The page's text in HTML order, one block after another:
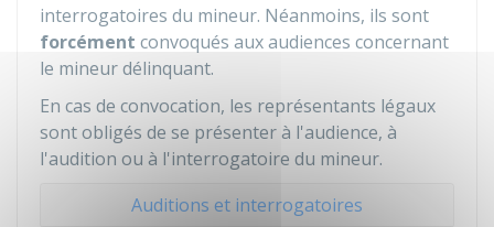
interrogatoires du mineur. Néanmoins, ils sont
forcément convoqués aux audiences concernant
le mineur délinquant.
En cas de convocation, les représentants légaux
sont obligés de se présenter à l'audience, à
l'audition ou à l'interrogatoire du mineur.
Auditions et interrogatoires